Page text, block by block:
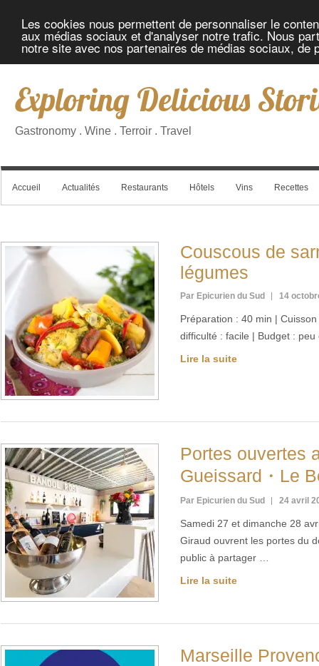
Les cookies nous permettent de personnaliser le
aux médias sociaux et d'analyser notre trafic. Nous
notre site avec nos partenaires de médias sociaux, de
Exploring Delicious
Gastronomy . Wine . Terroir . Travel
Accueil Actualités Restaurants Hôtels Vins Recettes
Couscous de
légumes
Par Epicurien du Sud 14
Préparation : 40 min |
difficulté : facile | Budget :
Lire la suite
Portes ouvertes
Gueissard・Le
Par Epicurien du Sud 24 avril
Samedi 27 et dimanche 28
Giraud ouvrent les portes du
public à partager …
Lire la suite
Marseille